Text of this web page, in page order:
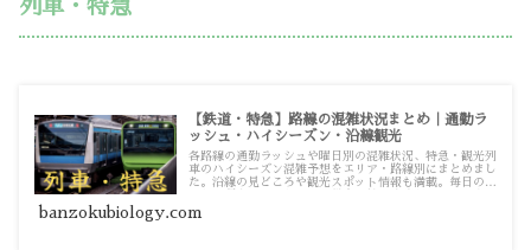
列車・特急
【鉄道・特急】路線の混雑状況まとめ｜通勤ラ
ッシュ・ハイシーズン・沿線観光
各路線の通勤ラッシュや曜日別の混雑状況、特急・観光列
車のハイシーズン混雑予想をエリア・路線別にまとめまし
た。沿線の見どころや観光スポット情報も満載。毎日の通
banzokubiology.com